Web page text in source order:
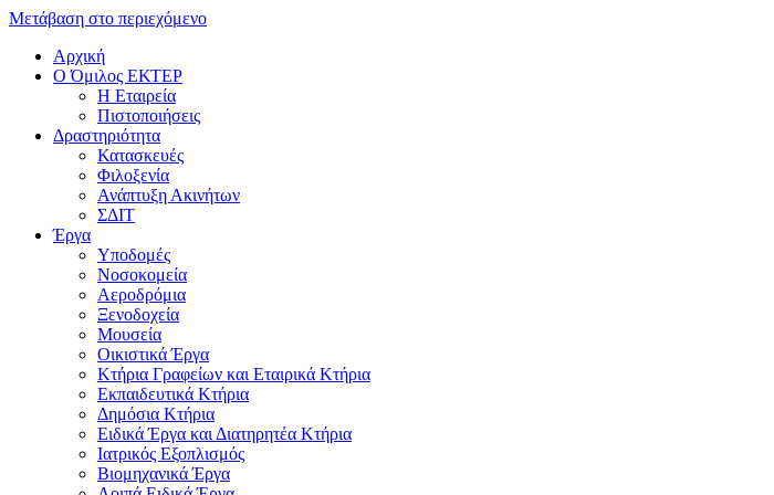
Μετάβαση στο περιεχόμενο
Αρχική
Ο Όμιλος ΕΚΤΕΡ
H Εταιρεία
Πιστοποιήσεις
Δραστηριότητα
Κατασκευές
Φιλοξενία
Ανάπτυξη Ακινήτων
ΣΔΙΤ
Έργα
Υποδομές
Νοσοκομεία
Αεροδρόμια
Ξενοδοχεία
Μουσεία
Οικιστικά Έργα
Κτήρια Γραφείων και Εταιρικά Κτήρια
Εκπαιδευτικά Κτήρια
Δημόσια Κτήρια
Ειδικά Έργα και Διατηρητέα Κτήρια
Ιατρικός Εξοπλισμός
Βιομηχανικά Έργα